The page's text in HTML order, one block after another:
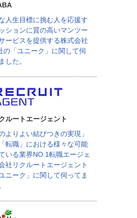
人生目標に挑む人を応援す
ションに質の高いマンツー
ービスを提供する株式会社
の「ユニーク」に関して伺
した。
ルートエージェント
よりよい結びつきの実現」
転職」における様々な可能
いる業界NO.1転職エージェ
社リクルートエージェント
ニーク」に関して伺ってま